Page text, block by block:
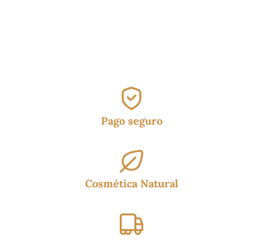
Pago seguro
Cosmética Natural